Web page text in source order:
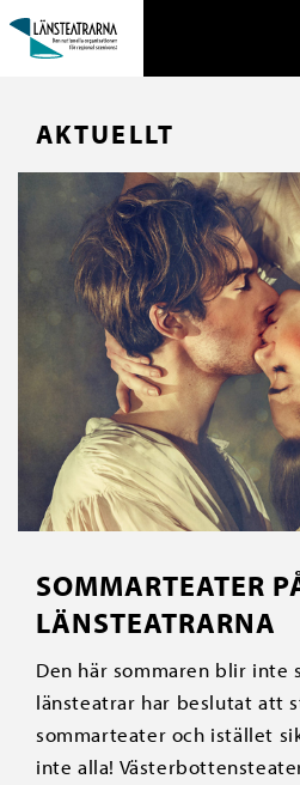
AKTUELLT
SOMMARTEATER
LÄNSTEATRARNA
Den här sommaren blir inte
länsteatrar har beslutat att
sommarteater och istället
inte alla!